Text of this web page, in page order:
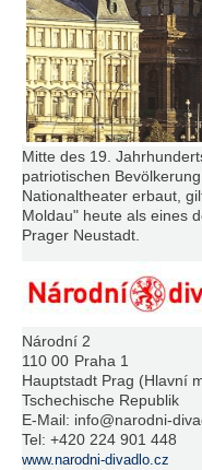
Mitte des 19.
patriotischen
Nationaltheater erbaut,
Moldau" heute als eines
Prager Neustadt.
Národní 2
110 00 Praha 1
Hauptstadt Prag (Hlavní
Tschechische Republik
E-Mail: info@narodni-
Tel: +420 224 901 448
www.narodni-divadlo.cz